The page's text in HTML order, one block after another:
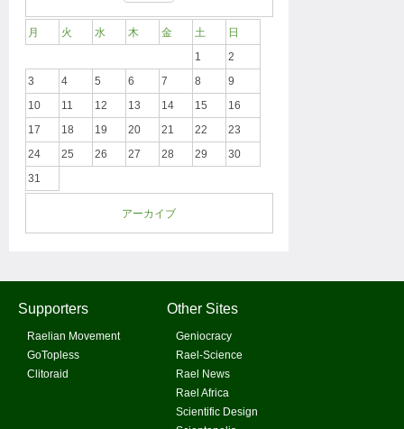
月 火 水 木 金 土
日
1
2
3
4 5 6 7 8
9
10
11 12 13 14 15
16
17
18 19 20 21 22
23
24
25 26 27 28 29
30
31
アーカイブ
Supporters
Raelian Movement
GoTopless
Clitoraid
Other Sites
Geniocracy
Rael-Science
Rael News
Rael Africa
Scientific Design